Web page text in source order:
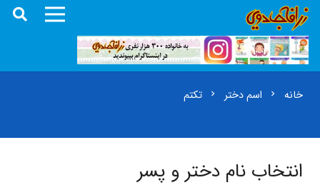
خانه chevron_right اسم دختر chevron_right تکتم
انتخاب نام دختر و پسر